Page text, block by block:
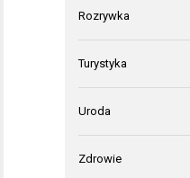
Rozrywka
Turystyka
Uroda
Zdrowie